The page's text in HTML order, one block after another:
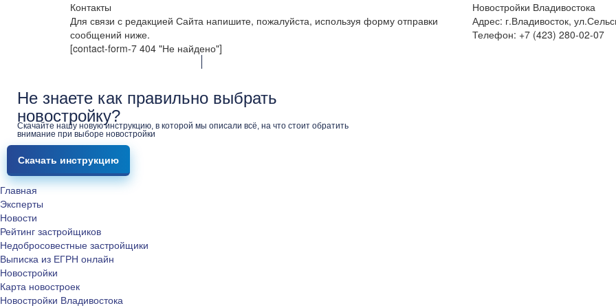
Контакты
Для связи с редакцией Сайта напишите, пожалуйста, используя форму отправки
сообщений ниже.
[contact-form-7 404 "Не найдено"]
Новостройки Владивостока
Адрес: г.Владивосток,
Телефон: +7 (423) 280-02-07
Не знаете как правильно выбрать
новостройку?
Скачайте нашу новую инструкцию, в которой мы описали всё, на что стоит обратить
внимание при выборе новостройки
Скачать инструкцию
Главная
Эксперты
Новости
Рейтинг застройщиков
Недобросовестные застройщики
Выписка из ЕГРН онлайн
Новостройки
Карта новостроек
Новостройки Владивостока